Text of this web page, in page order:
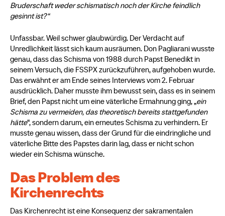
Bruderschaft weder schismatisch noch der Kirche feindlich
gesinnt ist?“
Unfassbar. Weil schwer glaubwürdig. Der Verdacht auf
Unredlichkeit lässt sich kaum ausräumen. Don Pagliarani wusste
genau, dass das Schisma von 1988 durch Papst Benedikt in
seinem Versuch, die FSSPX zurückzuführen, aufgehoben wurde.
Das erwähnt er am Ende seines Interviews vom 2. Februar
ausdrücklich. Daher musste ihm bewusst sein, dass es in seinem
Brief, den Papst nicht um eine väterliche Ermahnung ging, „ein
Schisma zu vermeiden, das theoretisch bereits stattgefunden
hätte“, sondern darum, ein erneutes Schisma zu verhindern. Er
musste genau wissen, dass der Grund für die eindringliche und
väterliche Bitte des Papstes darin lag, dass er nicht schon
wieder ein Schisma wünsche.
Das Problem des
Kirchenrechts
Das Kirchenrecht ist eine Konsequenz der sakramentalen